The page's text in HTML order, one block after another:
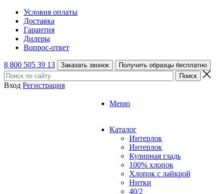
Условия оплаты
Доставка
Гарантия
Дилеры
Вопрос-ответ
8 800 505 39 13 Заказать звонок Получить образцы бесплатно
Вход Регистрация
Меню
Каталог
Интерлок
Интерлок
Кулирная гладь
100% хлопок
Хлопок с лайкрой
Нитки
40/2